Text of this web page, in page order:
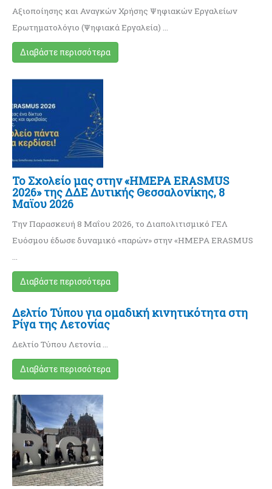
Αξιοποίησης και Αναγκών Χρήσης Ψηφιακών Εργαλείων
Ερωτηματολόγιο (Ψηφιακά Εργαλεία) …
Διαβάστε περισσότερα
Το Σχολείο μας στην «ΗΜΕΡΑ ERASMUS
2026» της ΔΔΕ Δυτικής Θεσσαλονίκης, 8
Μαϊου 2026
Την Παρασκευή 8 Μαΐου 2026, το Διαπολιτισμικό ΓΕΛ
Ευόσμου έδωσε δυναμικό «παρών» στην «ΗΜΕΡΑ ERASMUS
…
Διαβάστε περισσότερα
Δελτίο Τύπου για ομαδική κινητικότητα στη
Ρίγα της Λετονίας
Δελτίο Τύπου Λετονία …
Διαβάστε περισσότερα